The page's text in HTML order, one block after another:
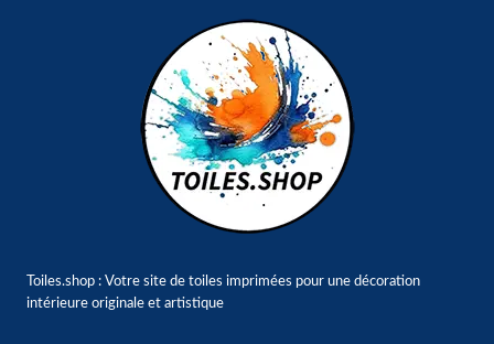
Toiles.shop : Votre site de toiles imprimées pour une décoration
intérieure originale et artistique